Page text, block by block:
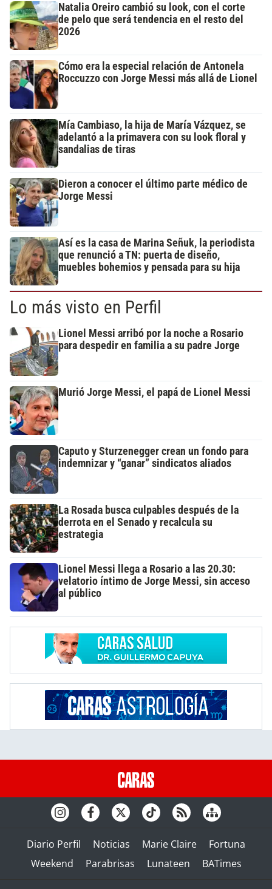
Natalia Oreiro cambió su look, con el corte
de pelo que será tendencia en el resto del
2026
Cómo era la especial relación de Antonela
Roccuzzo con Jorge Messi más allá de Lionel
Mía Cambiaso, la hija de María Vázquez, se
adelantó a la primavera con su look floral y
sandalias de tiras
Dieron a conocer el último parte médico de
Jorge Messi
Así es la casa de Marina Señuk, la periodista
que renunció a TN: puerta de diseño,
muebles bohemios y pensada para su hija
Lo más visto en Perfil
Lionel Messi arribó por la noche a Rosario
para despedir en familia a su padre Jorge
Murió Jorge Messi, el papá de Lionel Messi
Caputo y Sturzenegger crean un fondo para
indemnizar y “ganar” sindicatos aliados
La Rosada busca culpables después de la
derrota en el Senado y recalcula su
estrategia
Lionel Messi llega a Rosario a las 20.30:
velatorio íntimo de Jorge Messi, sin acceso
al público
Diario Perfil Noticias Marie Claire
Fortuna
Weekend
Parabrisas Lunateen BATimes